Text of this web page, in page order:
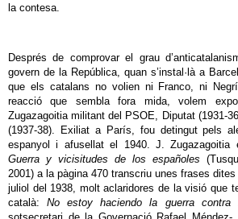
la contesa.
Després de comprovar el grau
govern de la República, quan s’instal·là a
que els catalans no volien ni Franco, ni
reacció que sembla fora mida, volem
Zugazagoitia militant del PSOE, Diputat (1931-
(1937-38). Exiliat a París, fou detingut pels
espanyol i afusellat el 1940. J. Zugazagoitia
Guerra y vicisitudes de los españoles
2001) a la pàgina 470 transcriu unes frases
juliol del 1938, molt aclaridores de la visió que
català:No estoy haciendo la guerra contra